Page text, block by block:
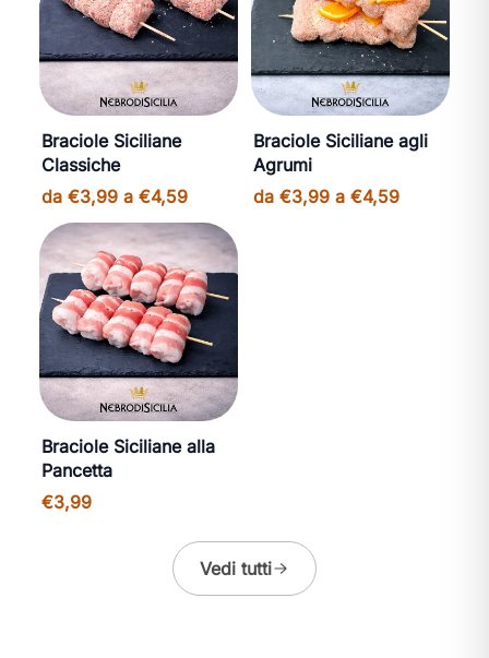
Braciole Siciliane
Classiche
da €3,99 a €4,59
Braciole Siciliane agli
Agrumi
da €3,99 a €4,59
Braciole Siciliane alla
Pancetta
€3,99
Vedi tutti